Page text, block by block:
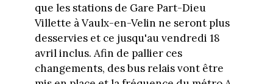
que les stations de Gare Part-Dieu
Villette à Vaulx-en-Velin ne seront plus
desservies et ce jusqu'au vendredi 18
avril inclus. Afin de pallier ces
changements, des bus relais vont être